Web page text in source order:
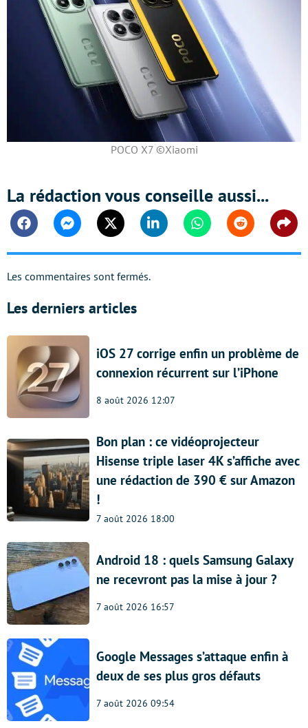
POCO X7 ©Xiaomi
La rédaction vous conseille aussi...
FacebookMessengerTwitter Linkedin WhatsappReddit
Les commentaires sont fermés.
Les derniers articles
iOS 27 corrige enfin un problème de
connexion récurrent sur l’iPhone
8 août 2026 12:07
Bon plan : ce vidéoprojecteur
Hisense triple laser 4K s’affiche avec
une rédaction de 390 € sur Amazon
!
7 août 2026 18:00
Android 18 : quels Samsung Galaxy
ne recevront pas la mise à jour ?
7 août 2026 16:57
Google Messages s’attaque enfin à
deux de ses plus gros défauts
7 août 2026 09:54